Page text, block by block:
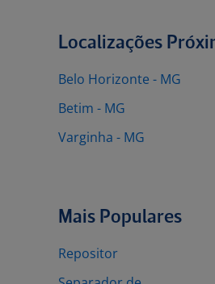
Localizações
Belo Horizonte - MG
Betim - MG
Varginha - MG
Mais Populares
Repositor